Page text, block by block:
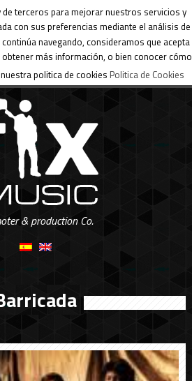
terceros para mejorar nuestros servicios y
con sus preferencias mediante el análisis de
navegando, consideramos que acepta
obtener más información, o bien conocer cómo
politica de cookies Politica de Cookies
& production Co.